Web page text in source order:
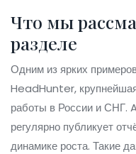
Что мы
разделе
Одним из ярких
HeadHunter,
работы в России и СНГ.
регулярно публикует
динамике роста. Такие